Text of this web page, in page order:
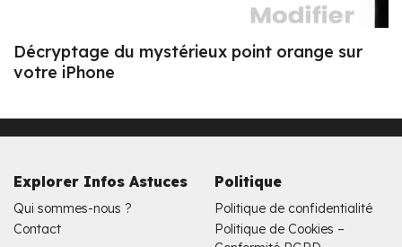
Décryptage du mystérieux point orange sur
votre iPhone
Explorer Infos Astuces
Qui sommes-nous ?
Contact
Politique
Politique de confidentialité
Politique de Cookies –